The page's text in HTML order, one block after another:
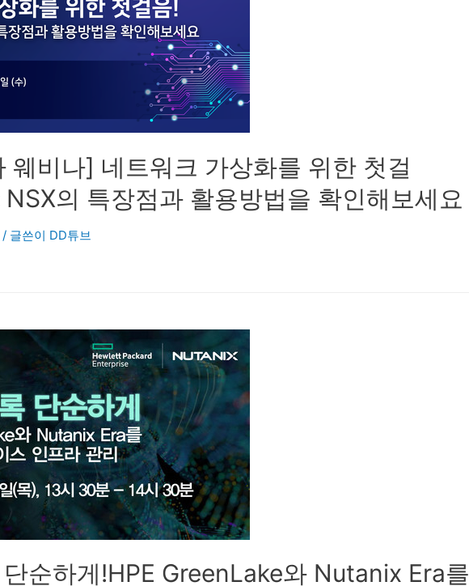
웨비나] 네트워크 가상화를 위한 첫걸
의 특장점과 활용방법을 확인해보세요
/ 글쓴이 DD튜브
순하게!HPE GreenLake와 Nutanix Era를